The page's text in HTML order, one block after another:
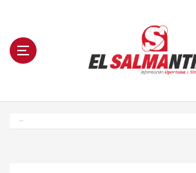
n El Salmantino -